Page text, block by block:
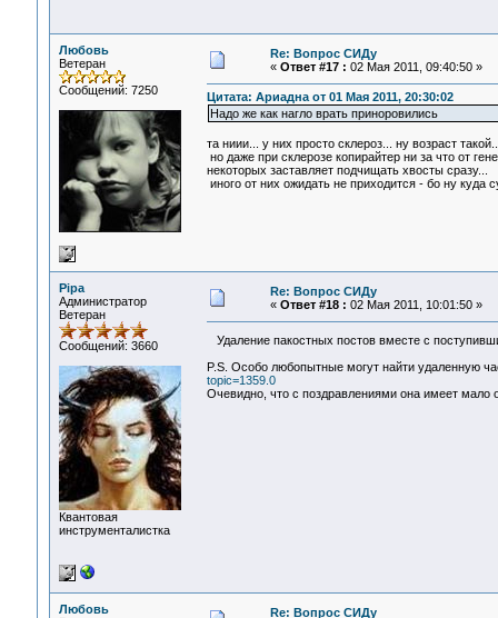
Любовь
Ветеран
Сообщений: 7250
Re: Вопрос СИДу
« Ответ #17 : 02 Мая 2011, 09:40:50 »
Цитата: Ариадна от 01 Мая 2011, 20:30:02
Надо же как нагло врать приноровились
та ниии... у них просто склероз... ну возраст
но даже при склерозе копирайтер ни за что от
некоторых заставляет подчищать хвосты сразу...
иного от них ожидать не приходится - бо ну куда
Pipa
Администратор
Ветеран
Сообщений: 3660
Квантовая
инструменталистка
Re: Вопрос СИДу
« Ответ #18 : 02 Мая 2011, 10:01:50 »
Удаление пакостных постов вместе с
P.S. Особо любопытные могут найти удаленную
topic=1359.0
Очевидно, что с поздравлениями она имеет мало
Любовь
Re: Вопрос СИДу